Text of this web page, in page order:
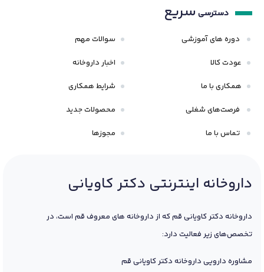
دسترسی سریع
دوره های آموزشی
عودت کالا
همکاری با ما
فرصت‌های شغلی
تماس با ما
سوالات مهم
اخبار داروخانه
شرایط همکاری
محصولات جدید
مجوزها
داروخانه اینترنتی دکتر کاویانی
داروخانه دکتر کاویانی قم که از داروخانه های معروف قم است، در
تخصص‌های زیر فعالیت دارد:
مشاوره دارویی داروخانه دکتر کاویانی قم